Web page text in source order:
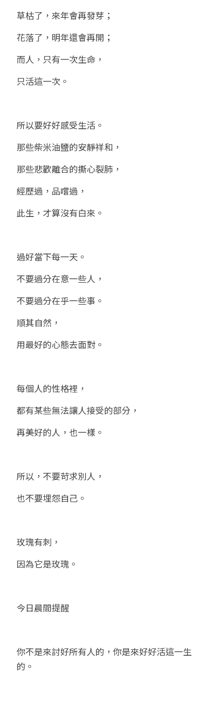
五行計算初階班
五行計算高階班
團隊訓練營
輕鬆學會科學八字推理
FB粉絲頁
繁體中文
0938617837
support@p8zicourse.com
草枯了，來年會再發芽；
花落了，明年還會再開；
而人，只有一次生命，
只活這一次。
所以要好好感受生活。
那些柴米油鹽的安靜祥和，
那些悲歡離合的撕心裂肺，
經歷過，品嚐過，
此生，才算沒有白來。
過好當下每一天。
不要過分在意一些人，
不要過分在乎一些事。
順其自然，
用最好的心態去面對。
每個人的性格裡，
都有某些無法讓人接受的部分，
再美好的人，也一樣。
所以，不要苛求別人，
也不要埋怨自己。
玫瑰有刺，
因為它是玫瑰。
今日晨間提醒
你不是來討好所有人的，你是來好好活這一生
的。